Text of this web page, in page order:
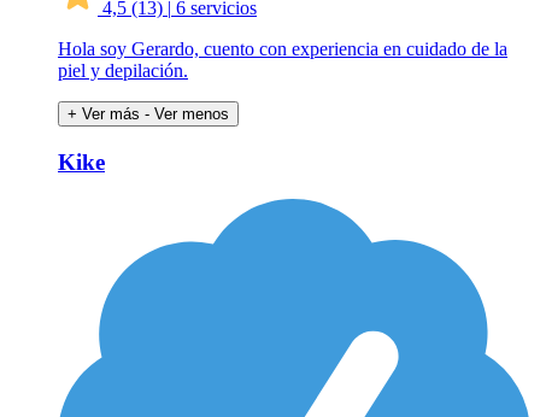
4,5 (13) | 6 servicios
Hola soy Gerardo, cuento con experiencia en cuidado de la
piel y depilación.
+ Ver más - Ver menos
Kike